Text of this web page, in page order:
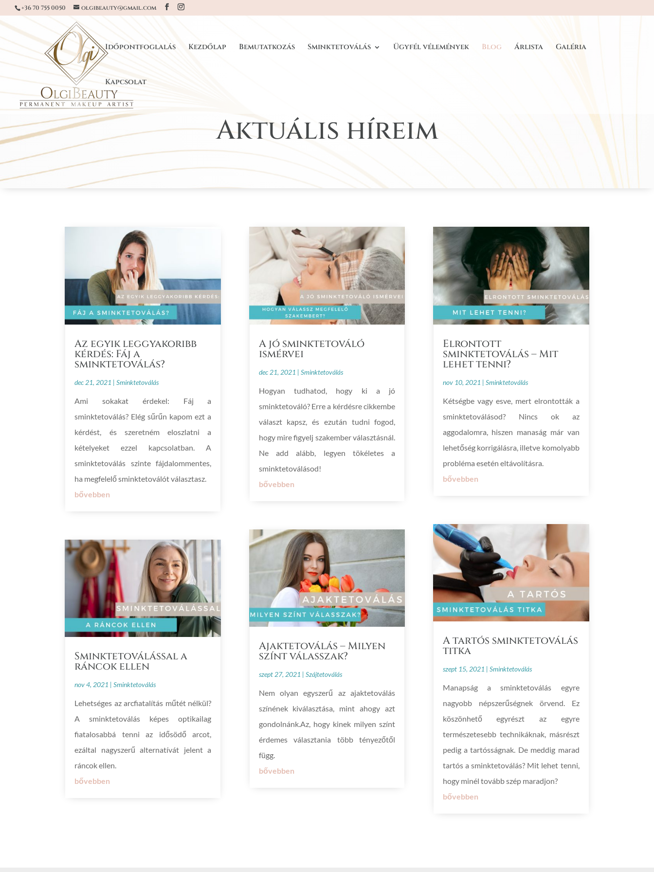
+36 70 755 0050 olgibeauty@gmail.com
Időpontfoglalás Kezdőlap Bemutatkozás Sminktetoválás Ügyfél vélemények Blog Árlista Galéria
Kapcsolat
Aktuális híreim
Az egyik leggyakoribb
kérdés: Fáj a
sminktetoválás?
dec 21, 2021 |Sminktetoválás
Ami sokakat érdekel: Fáj a
sminktetoválás? Elég sűrűn kapom ezt a
kérdést, és szeretném eloszlatni a
kételyeket ezzel kapcsolatban. A
sminktetoválás szinte fájdalommentes,
ha megfelelő sminktetoválót választasz.
bővebben
Sminktetoválással a
ráncok ellen
nov 4, 2021 |Sminktetoválás
Lehetséges az arcfiatalítás műtét nélkül?
A sminktetoválás képes optikailag
fiatalosabbá tenni az idősödő arcot,
ezáltal nagyszerű alternatívát jelent a
ráncok ellen.
bővebben
A jó sminktetováló
ismérvei
dec 21, 2021 | Sminktetoválás
Hogyan tudhatod, hogy ki a jó
sminktetováló? Erre a kérdésre cikkembe
választ kapsz, és ezután tudni fogod,
hogy mire figyelj szakember választásnál.
Ne add alább, legyen tökéletes a
sminktetoválásod!
bővebben
Ajaktetoválás – Milyen
színt válasszak?
szept 27, 2021 | Szájtetoválás
Nem olyan egyszerű az ajaktetoválás
színének kiválasztása, mint ahogy azt
gondolnánk.Az, hogy kinek milyen színt
érdemes választania több tényezőtől
függ.
bővebben
Elrontott
sminktetoválás – Mit
lehet tenni?
nov 10, 2021 | Sminktetoválás
Kétségbe vagy esve, mert elrontották a
sminktetoválásod? Nincs ok az
aggodalomra, hiszen manaság már van
lehetőség korrigálásra, illetve komolyabb
probléma esetén eltávolításra.
bővebben
A tartós sminktetoválás
titka
szept 15, 2021 | Sminktetoválás
Manapság a sminktetoválás egyre
nagyobb népszerűségnek örvend. Ez
köszönhető egyrészt az egyre
természetesebb technikáknak, másrészt
pedig a tartósságnak. De meddig marad
tartós a sminktetoválás? Mit lehet tenni,
hogy minél tovább szép maradjon?
bővebben